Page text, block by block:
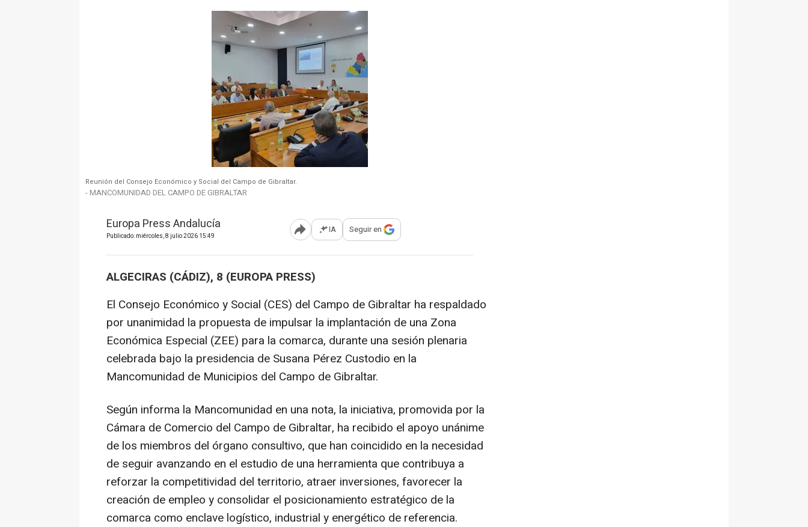
Reunión del Consejo Económico y Social del Campo de Gibraltar.
- MANCOMUNIDAD DEL CAMPO DE GIBRALTAR
Europa Press Andalucía
Publicado: miércoles, 8 julio 2026 15:49 Abrir opciones para compartir
IA Seguir en
ALGECIRAS (CÁDIZ), 8 (EUROPA PRESS)
El Consejo Económico y Social (CES) del Campo de Gibraltar ha respaldado
por unanimidad la propuesta de impulsar la implantación de una Zona
Económica Especial (ZEE) para la comarca, durante una sesión plenaria
celebrada bajo la presidencia de Susana Pérez Custodio en la
Mancomunidad de Municipios del Campo de Gibraltar.
Según informa la Mancomunidad en una nota, la iniciativa, promovida por la
Cámara de Comercio del Campo de Gibraltar, ha recibido el apoyo unánime
de los miembros del órgano consultivo, que han coincidido en la necesidad
de seguir avanzando en el estudio de una herramienta que contribuya a
reforzar la competitividad del territorio, atraer inversiones, favorecer la
creación de empleo y consolidar el posicionamiento estratégico de la
comarca como enclave logístico, industrial y energético de referencia.